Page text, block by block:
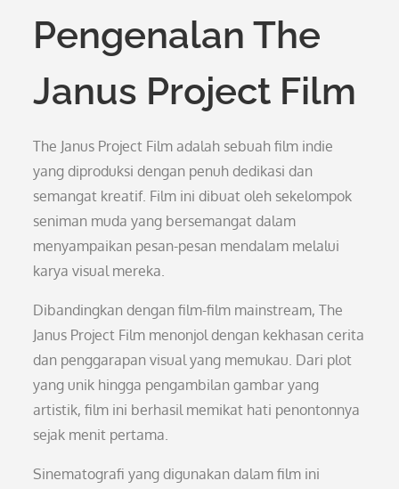
Pengenalan The
Janus Project Film
The Janus Project Film adalah sebuah film indie
yang diproduksi dengan penuh dedikasi dan
semangat kreatif. Film ini dibuat oleh sekelompok
seniman muda yang bersemangat dalam
menyampaikan pesan-pesan mendalam melalui
karya visual mereka.
Dibandingkan dengan film-film mainstream, The
Janus Project Film menonjol dengan kekhasan cerita
dan penggarapan visual yang memukau. Dari plot
yang unik hingga pengambilan gambar yang
artistik, film ini berhasil memikat hati penontonnya
sejak menit pertama.
Sinematografi yang digunakan dalam film ini